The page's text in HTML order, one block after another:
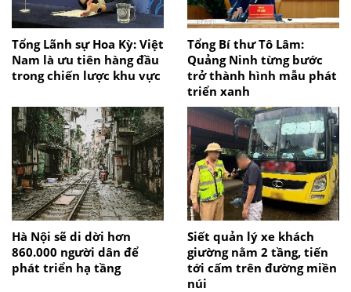
Tổng Lãnh sự Hoa Kỳ: Việt
Nam là ưu tiên hàng đầu
trong chiến lược khu vực
Tổng Bí thư Tô Lâm:
Quảng Ninh từng bước
trở thành hình mẫu phát
triển xanh
Hà Nội sẽ di dời hơn
860.000 người dân để
phát triển hạ tầng
Siết quản lý xe khách
giường nằm 2 tầng, tiến
tới cấm trên đường miền
núi